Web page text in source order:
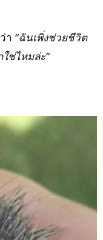
า “ฉันเพิ่งช่วยชีวิต
ช่ไหมล่ะ”